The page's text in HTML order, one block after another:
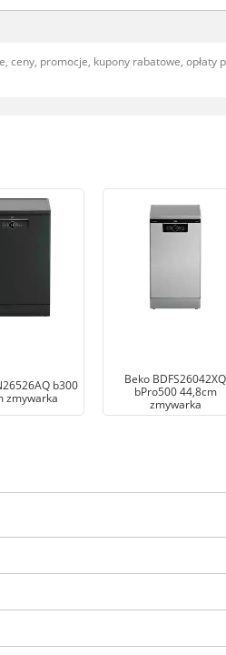
promocje, kupony rabatowe,
b300
zmywarka
Beko BDFS26042XQ
bPro500 44,8cm
zmywarka